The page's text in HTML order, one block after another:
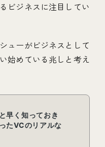
ビジネスに注目してい
ューがビジネスとして
始めている兆しと考え